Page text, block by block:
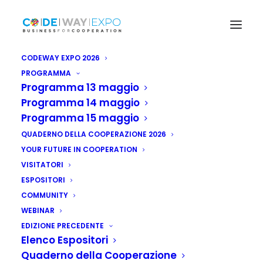
CODEWAY EXPO 2026
PROGRAMMA
Programma 13 maggio
Programma 14 maggio
Programma 15 maggio
QUADERNO DELLA COOPERAZIONE 2026
YOUR FUTURE IN COOPERATION
VISITATORI
ESPOSITORI
COMMUNITY
WEBINAR
EDIZIONE PRECEDENTE
Elenco Espositori
Quaderno della Cooperazione